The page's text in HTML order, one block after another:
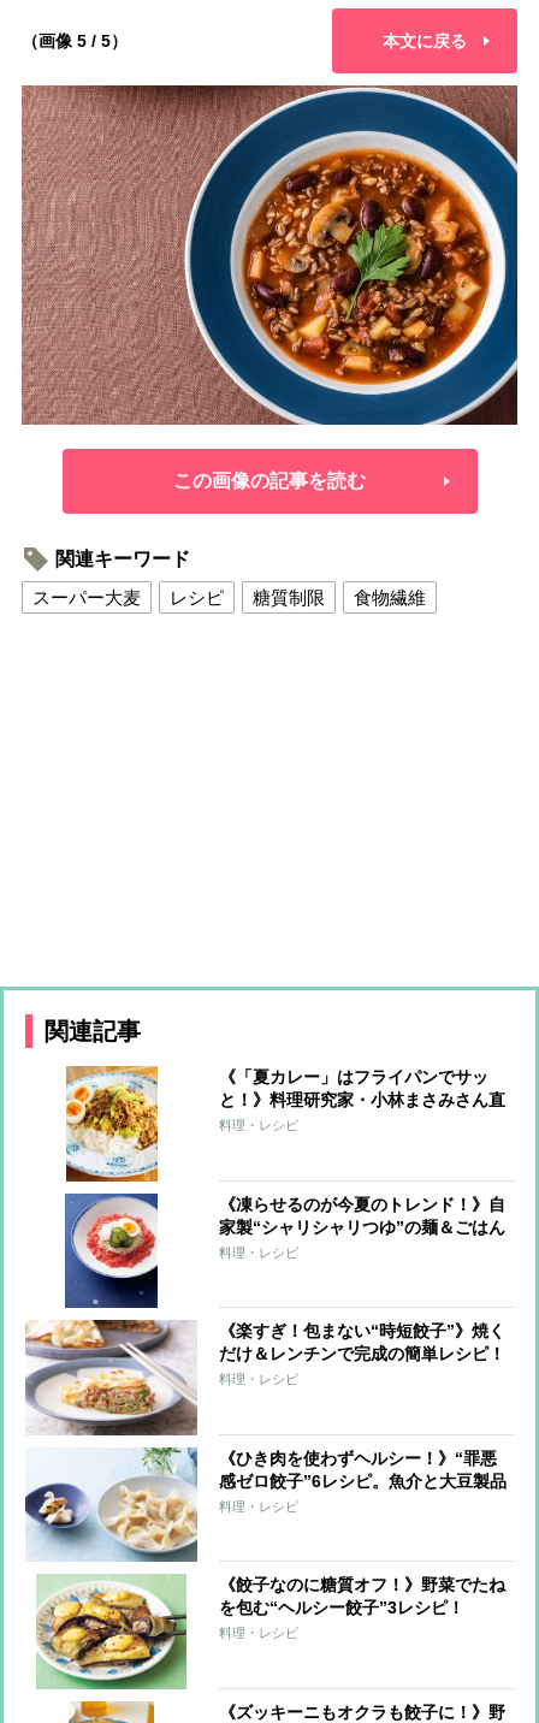
（画像 5 / 5） 本文に戻る
この画像の記事を読む
関連キーワード
スーパー大麦
レシピ 糖質制限 食物繊維
関連記事
《「夏カレー」はフライパンでサッ
と！》料理研究家・小林まさみさん直
伝レシピ
料理・レシピ
《凍らせるのが今夏のトレンド！》自
家製“シャリシャリつゆ”の麺＆ごはん
7レシピ
料理・レシピ
《楽すぎ！包まない“時短餃子”》焼く
だけ＆レンチンで完成の簡単レシピ！
料理・レシピ
《ひき肉を使わずヘルシー！》“罪悪
感ゼロ餃子”6レシピ。魚介と大豆製品
で大満足！
料理・レシピ
《餃子なのに糖質オフ！》野菜でたね
を包む“ヘルシー餃子”3レシピ！
料理・レシピ
《ズッキーニもオクラも餃子に！》野